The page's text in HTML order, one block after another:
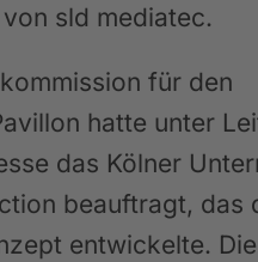
sld mediatec.
für den
hatte unter
das Kölner
beauftragt, das
entwickelte.